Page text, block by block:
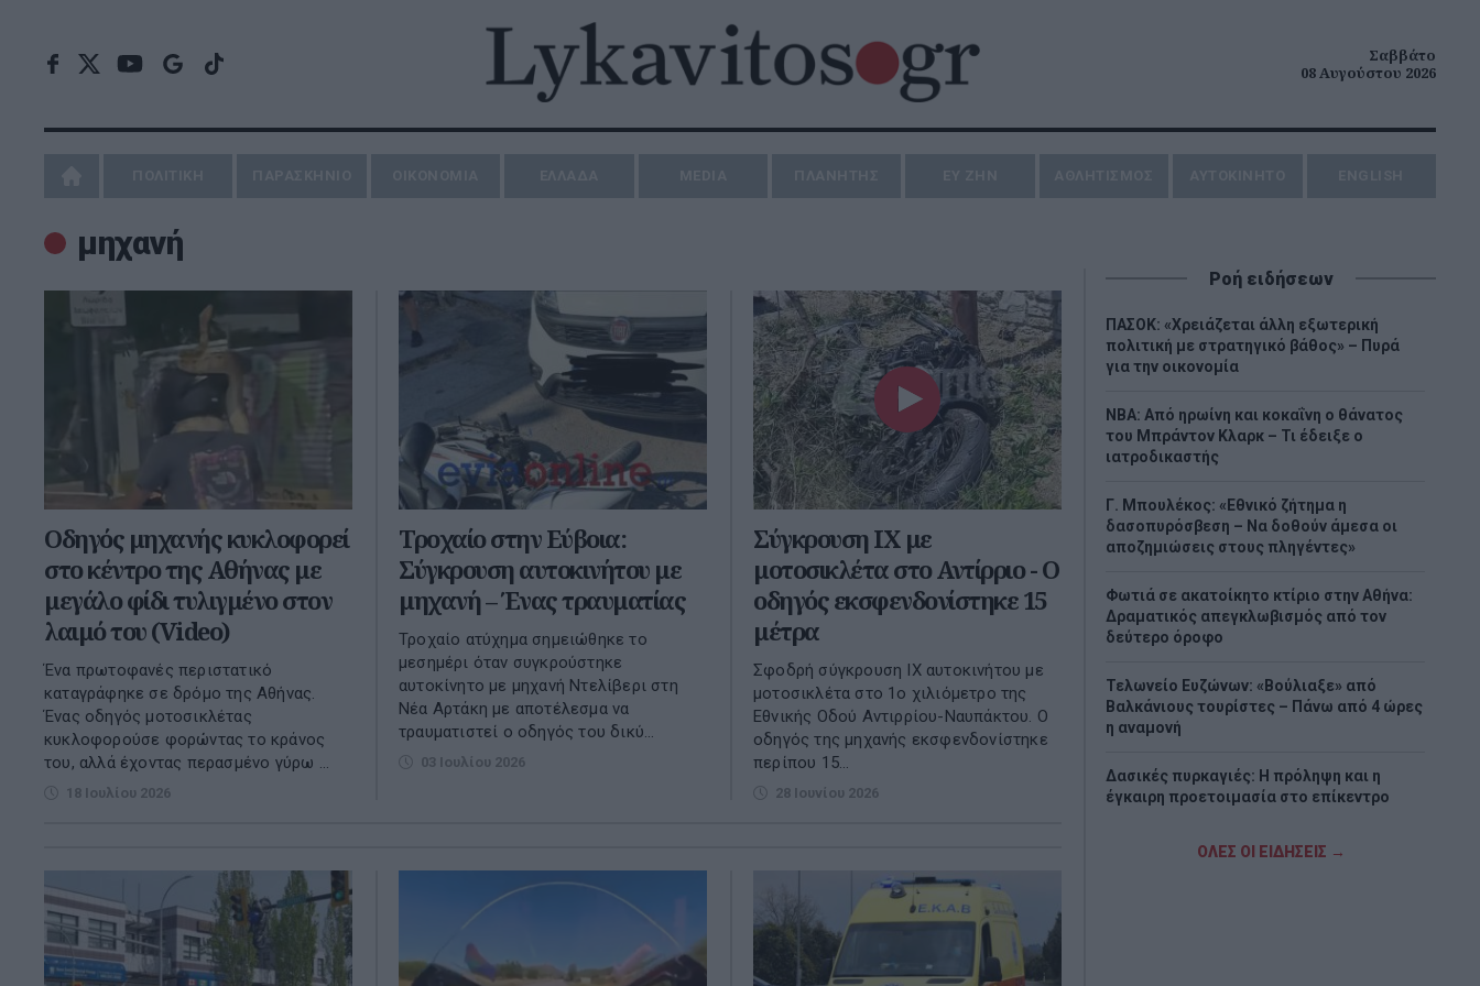
Σαββάτο
08 Αυγούστου 2026
μηχανή
Οδηγός μηχανής κυκλοφορεί
στο κέντρο της Αθήνας με
μεγάλο φίδι τυλιγμένο στον
λαιμό του (Video)
Ένα πρωτοφανές περιστατικό
καταγράφηκε σε δρόμο της Αθήνας.
Ένας οδηγός μοτοσικλέτας
κυκλοφορούσε φορώντας το κράνος
του, αλλά έχοντας περασμένο γύρω ...
18 Ιουλίου 2026
Τροχαίο στην Εύβοια:
Σύγκρουση αυτοκινήτου με
μηχανή – Ένας τραυματίας
Τροχαίο ατύχημα σημειώθηκε το
μεσημέρι όταν συγκρούστηκε
αυτοκίνητο με μηχανή Ντελίβερι στη
Νέα Αρτάκη με αποτέλεσμα να
τραυματιστεί ο οδηγός του δικύ...
03 Ιουλίου 2026
Σύγκρουση ΙΧ με
μοτοσικλέτα στο Αντίρριο - Ο
οδηγός εκσφενδονίστηκε 15
μέτρα
Σφοδρή σύγκρουση ΙΧ αυτοκινήτου με
μοτοσικλέτα στο 1ο χιλιόμετρο της
Εθνικής Οδού Αντιρρίου-Ναυπάκτου. Ο
οδηγός της μηχανής εκσφενδονίστηκε
περίπου 15...
28 Ιουνίου 2026
Ροή ειδήσεων
ΠΑΣΟΚ: «Χρειάζεται άλλη εξωτερική
πολιτική με στρατηγικό βάθος» – Πυρά
για την οικονομία
NBA: Από ηρωίνη και κοκαΐνη ο θάνατος
του Μπράντον Κλαρκ – Τι έδειξε ο
ιατροδικαστής
Γ. Μπουλέκος: «Εθνικό ζήτημα η
δασοπυρόσβεση – Να δοθούν άμεσα οι
αποζημιώσεις στους πληγέντες»
Φωτιά σε ακατοίκητο κτίριο στην Αθήνα:
Δραματικός απεγκλωβισμός από τον
δεύτερο όροφο
Τελωνείο Ευζώνων: «Βούλιαξε» από
Βαλκάνιους τουρίστες – Πάνω από 4 ώρες
η αναμονή
Δασικές πυρκαγιές: Η πρόληψη και η
έγκαιρη προετοιμασία στο επίκεντρο
Κατσαφάδος: Από 10 Αυγούστου οι
ΟΛΕΣ ΟΙ ΕΙΔΗΣΕΙΣ →